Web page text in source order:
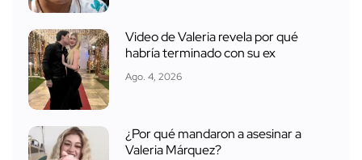
Video de Valeria revela por qué
habría terminado con su ex
Ago. 4, 2026
¿Por qué mandaron a asesinar a
Valeria Márquez?